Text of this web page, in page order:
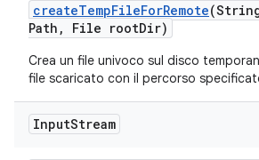
createTempFileForRemote
Path , File rootDir)
Crea un file univoco sul disco
file scaricato con il percorso
InputStream